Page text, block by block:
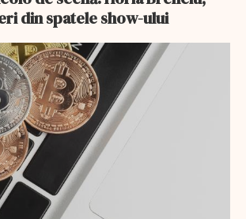
din spatele show-ului